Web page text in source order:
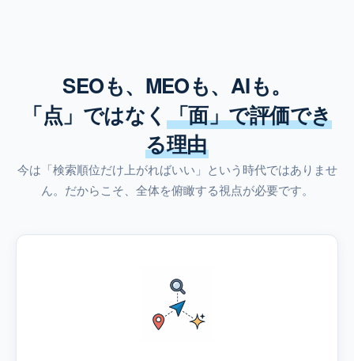
SEOも、MEOも、AIも。
「点」ではなく 「面」で評価でき
る理由
今は「検索順位だけ上がればいい」という時代ではありませ
ん。だからこそ、全体を俯瞰する視点が必要です。